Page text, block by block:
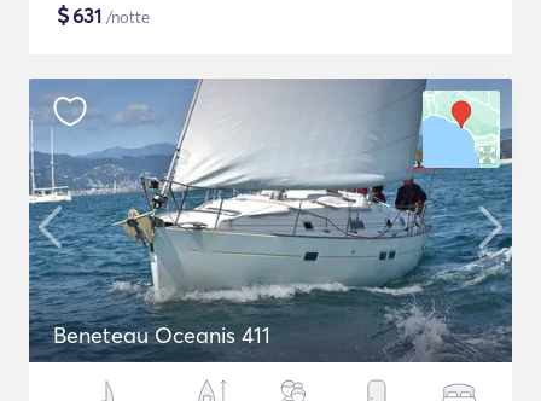
$631 /notte
Beneteau Oceanis 411